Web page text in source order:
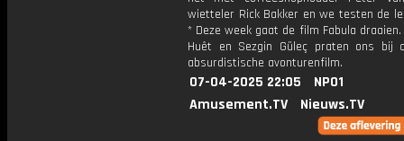
wietteler Rick Bakker en we testen de
* Deze week gaat de film Fabula draaien.
Huêt en Sezgin Güleç praten ons bij
absurdistische avonturenfilm.
07-04-2025 22:05
NPO1
Amusement.TV
Nieuws.TV